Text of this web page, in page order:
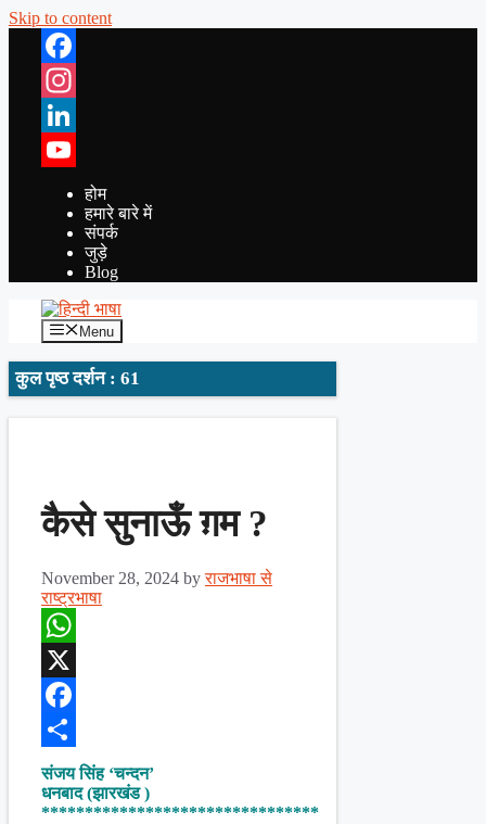
Skip to content
Facebook
Instagram
LinkedIn
YouTube
होम
हमारे बारे में
संपर्क
जुड़े
Blog
Menu
कुल पृष्ठ दर्शन : 61
कैसे सुनाऊँ ग़म ?
November 28, 2024 byराजभाषा से
राष्ट्रभाषा
WhatsApp
X
Facebook
Share
संजय सिंह ‘चन्दन’
धनबाद (झारखंड )
********************************